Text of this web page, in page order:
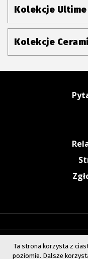
Kolekcje Ultime
Kolekcje
Ta strona korzysta z
poziomie. Dalsze